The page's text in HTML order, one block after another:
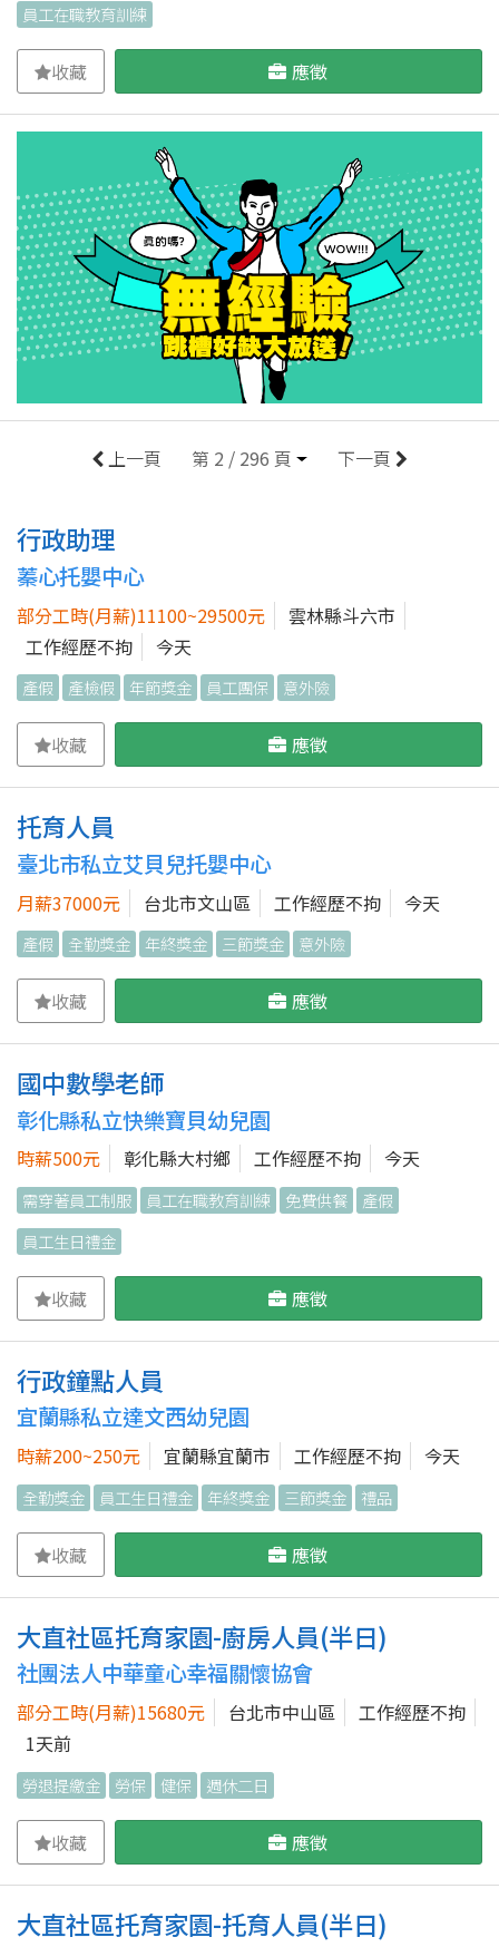
員工在職教育訓練
收藏 應徵
上一頁 第 2 / 296 頁 下一頁
行政助理
蓁心托嬰中心
部分工時(月薪)11100~29500元
雲林縣斗六市
工作經歷不拘
今天
產假 產檢假 年節獎金 員工團保 意外險
收藏 應徵
托育人員
臺北市私立艾貝兒托嬰中心
月薪37000元 台北市文山區 工作經歷不拘 今天
產假 全勤獎金 年終獎金 三節獎金 意外險
收藏 應徵
國中數學老師
彰化縣私立快樂寶貝幼兒園
時薪500元 彰化縣大村鄉 工作經歷不拘 今天
需穿著員工制服 員工在職教育訓練 免費供餐
產假
員工生日禮金
收藏 應徵
行政鐘點人員
宜蘭縣私立達文西幼兒園
時薪200~250元 宜蘭縣宜蘭市 工作經歷不拘 今天
全勤獎金 員工生日禮金 年終獎金 三節獎金 禮品
收藏 應徵
大直社區托育家園-廚房人員(半日)
社團法人中華童心幸福關懷協會
部分工時(月薪)15680元 台北市中山區
工作經歷不拘
1天前
勞退提繳金 勞保 健保 週休二日
收藏 應徵
大直社區托育家園-托育人員(半日)